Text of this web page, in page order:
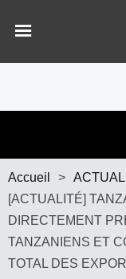
Accueil >
[ACTUALITÉ]
DIRECTEMENT
TANZANIENS ET
TOTAL DES